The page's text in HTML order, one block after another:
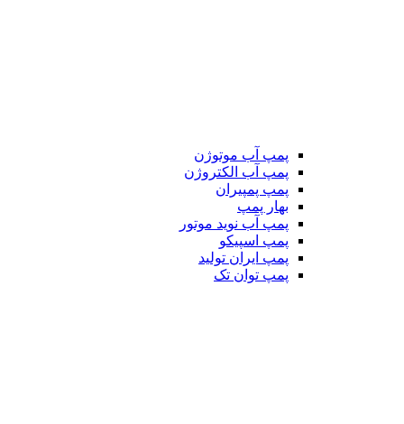
پمپ آب موتوژن
پمپ آب الکتروژن
پمپ پمپیران
بهار پمپ
پمپ آب نوید موتور
پمپ اسپیکو
پمپ ایران تولید
پمپ توان تک